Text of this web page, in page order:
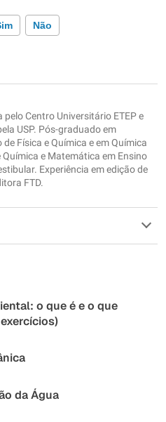
Não
incorreta
que procuro
pelo Centro Universitário ETEP e
USP. Pós-graduado em
Física e Química e em Química
e Matemática em Ensino
Experiência em edição de
FTD.
o que é e o que
da Água